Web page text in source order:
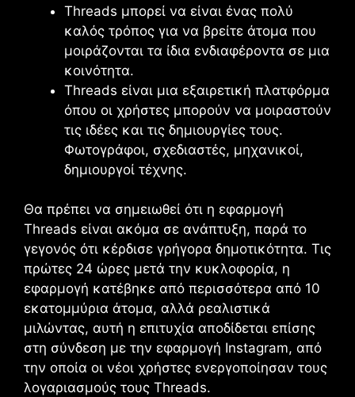
Threads μπορεί να είναι ένας πολύ
καλός τρόπος για να βρείτε άτομα που
μοιράζονται τα ίδια ενδιαφέροντα σε μια
κοινότητα.
Threads είναι μια εξαιρετική πλατφόρμα
όπου οι χρήστες μπορούν να μοιραστούν
τις ιδέες και τις δημιουργίες τους.
Φωτογράφοι, σχεδιαστές, μηχανικοί,
δημιουργοί τέχνης.
Θα πρέπει να σημειωθεί ότι η εφαρμογή
Threads είναι ακόμα σε ανάπτυξη, παρά το
γεγονός ότι κέρδισε γρήγορα δημοτικότητα. Τις
πρώτες 24 ώρες μετά την κυκλοφορία, η
εφαρμογή κατέβηκε από περισσότερα από 10
εκατομμύρια άτομα, αλλά ρεαλιστικά
μιλώντας, αυτή η επιτυχία αποδίδεται επίσης
στη σύνδεση με την εφαρμογή Instagram, από
την οποία οι νέοι χρήστες ενεργοποίησαν τους
λογαριασμούς τους Threads.